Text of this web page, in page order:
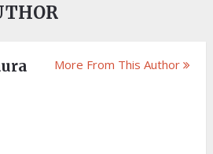
More From This Author